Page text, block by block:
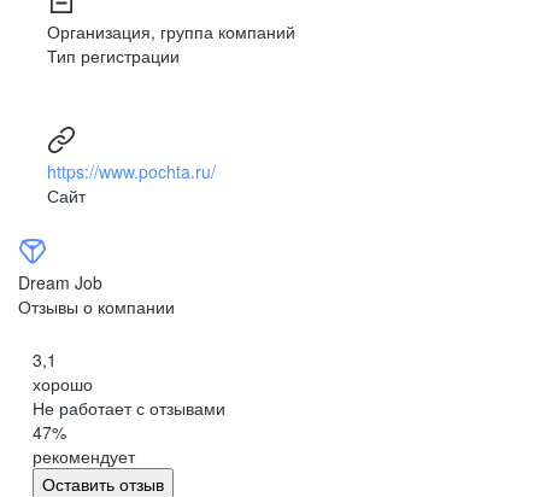
Израиль
Магас
Казахстан
Калининград
Элиста
Петропавловск-Камчатский
Черкесск
Киров
Китай
Сыктывкар
Кострома
Краснодар
Организация, группа компаний
Тип регистрации
https://www.pochta.ru/
Сайт
Dream Job
Отзывы о компании
3,1
хорошо
Не работает с отзывами
47%
рекомендует
Оставить отзыв